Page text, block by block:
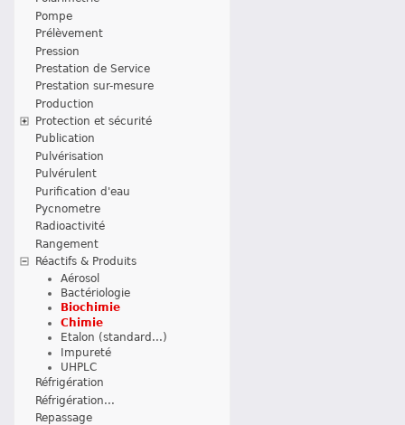
Pompe
Prélèvement
Pression
Prestation de Service
Prestation sur-mesure
Production
Protection et sécurité
Publication
Pulvérisation
Pulvérulent
Purification d'eau
Pycnometre
Radioactivité
Rangement
Réactifs & Produits
Aérosol
Bactériologie
Biochimie
Chimie
Etalon (standard...)
Impureté
UHPLC
Réfrigération
Réfrigération...
Repassage